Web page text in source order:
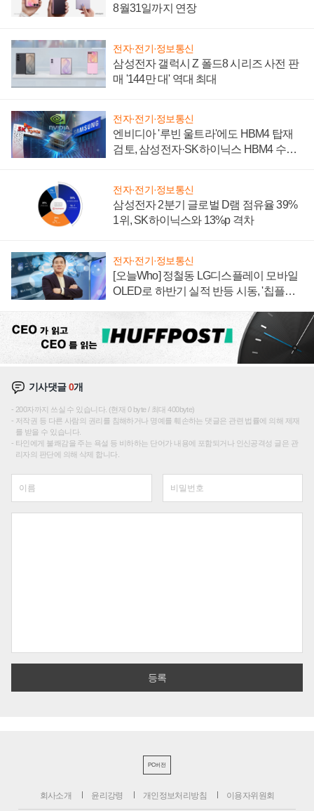
8월31일까지 연장
전자·전기·정보통신
삼성전자 갤럭시 Z 폴드8 시리즈 사전 판
매 '144만 대' 역대 최대
전자·전기·정보통신
엔비디아 '루빈 울트라'에도 HBM4 탑재
검토, 삼성전자·SK하이닉스 HBM4 수율
전자·전기·정보통신
삼성전자 2분기 글로벌 D램 점유율 39%
1위, SK하이닉스와 13%p 격차
전자·전기·정보통신
[오늘Who] 정철동 LG디스플레이 모바일
OLED로 하반기 실적 반등 시동, '칩플레
기사댓글0개
200자까지 쓰실 수 있습니다. (현재 0 byte / 최대 400byte)
저작권 등 다른 사람의 권리를 침해하거나 명예를 훼손하는 댓글은 관련 법률에 의해 제재
를 받을 수 있습니다.
타인에게 불쾌감을 주는 욕설 등 비하하는 단어가 내용에 포함되거나 인신공격성 글은 관
리자의 판단에 의해 삭제 합니다.
PC버전
회사소개 윤리강령 개인정보처리방침 이용자위원회